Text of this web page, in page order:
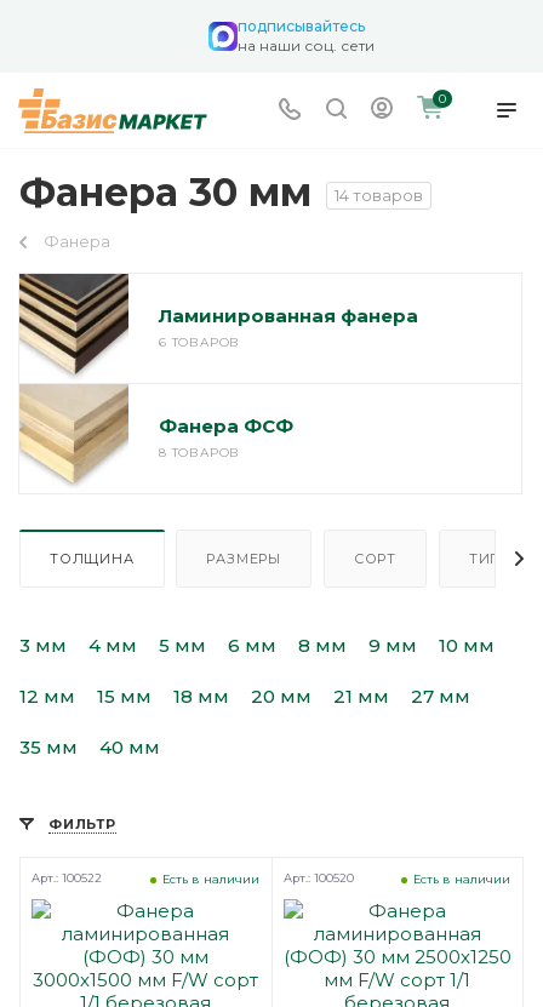
подписывайтесь
на наши соц. сети
0
Фанера 30 мм 14 товаров
Фанера
Ламинированная фанера
6 ТОВАРОВ
Фанера ФСФ
8 ТОВАРОВ
ТОЛЩИНА РАЗМЕРЫ СОРТ ТИП
3 мм 4 мм 5 мм 6 мм 8 мм 9 мм 10 мм
12 мм 15 мм 18 мм 20 мм 21 мм 27 мм
35 мм 40 мм
ФИЛЬТР
Есть в наличии
Арт.: 100522 Есть в наличии
Арт.: 100520